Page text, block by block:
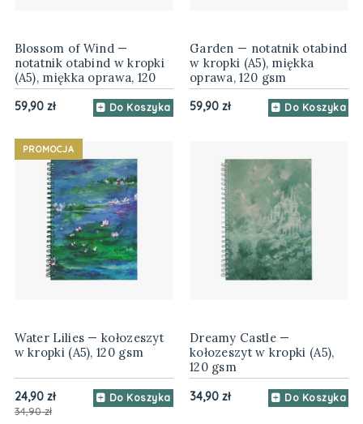
Blossom of Wind —
notatnik otabind w kropki
(A5), miękka oprawa, 120
gsm
59,90 zł Do Koszyka
Garden — notatnik otabind
w kropki (A5), miękka
oprawa, 120 gsm
59,90 zł Do Koszyka
Water Lilies — kołozeszyt
w kropki (A5), 120 gsm
24,90 zł
34,90 zł
Do Koszyka
PROMOCJA
Dreamy Castle —
kołozeszyt w kropki (A5),
120 gsm
34,90 zł Do Koszyka